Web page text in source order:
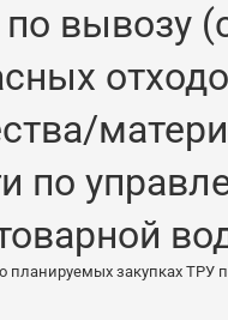
по вывозу
по
планируемых закупках ТРУ